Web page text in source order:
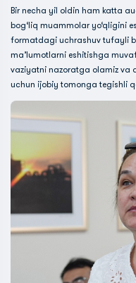
Bir necha yil oldin ham katta
bog‘liq muammolar yo‘qligini
formatdagi uchrashuv tufayli
ma’lumotlarni eshitishga
vaziyatni nazoratga olamiz va
uchun ijobiy tomonga tegishli